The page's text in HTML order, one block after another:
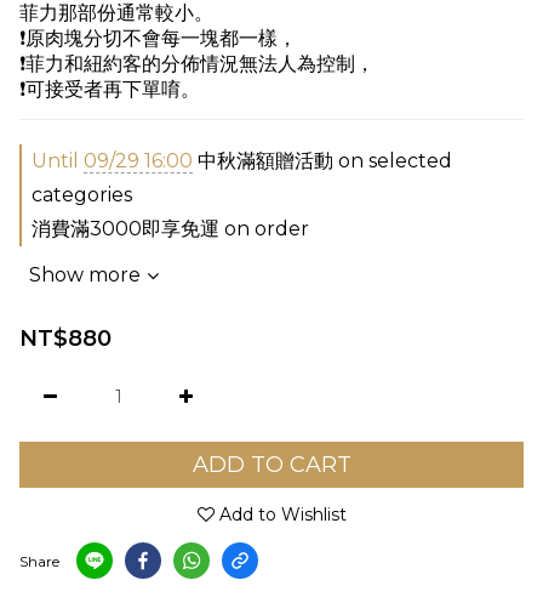
菲力那部份通常較小。
❗️原肉塊分切不會每一塊都一樣，
❗️菲力和紐約客的分佈情況無法人為控制，
❗️可接受者再下單唷。
Until 09/29 16:00 中秋滿額贈活動 on selected
categories
消費滿3000即享免運 on order
Show more
NT$880
ADD TO CART
Add to Wishlist
Share